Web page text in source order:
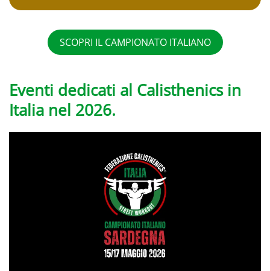
SCOPRI IL CAMPIONATO ITALIANO
Eventi dedicati al Calisthenics in
Italia nel 2026.